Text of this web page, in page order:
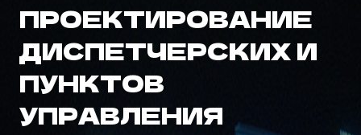
ПРОЕКТИРОВАНИЕ
ДИСПЕТЧЕРСКИХ И
ПУНКТОВ
УПРАВЛЕНИЯ